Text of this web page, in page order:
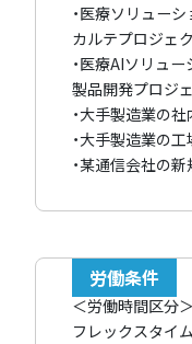
・医療ソリュー
カルテプロジェ
・医療AIソリュ
製品開発プロジ
・大手製造業の
・大手製造業の
・某通信会社の
労働条件
＜労働時間区分＞
フレックスタイ